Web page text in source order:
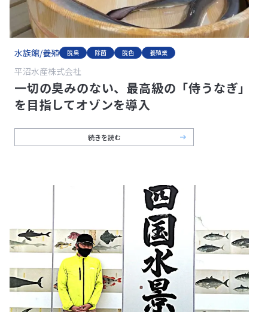
一切の臭みのない、最高級の「侍うなぎ」
を目指してオゾンを導入
水族館/養殖 脱臭 除菌 脱色 養殖業
平沼水産株式会社
続きを読む